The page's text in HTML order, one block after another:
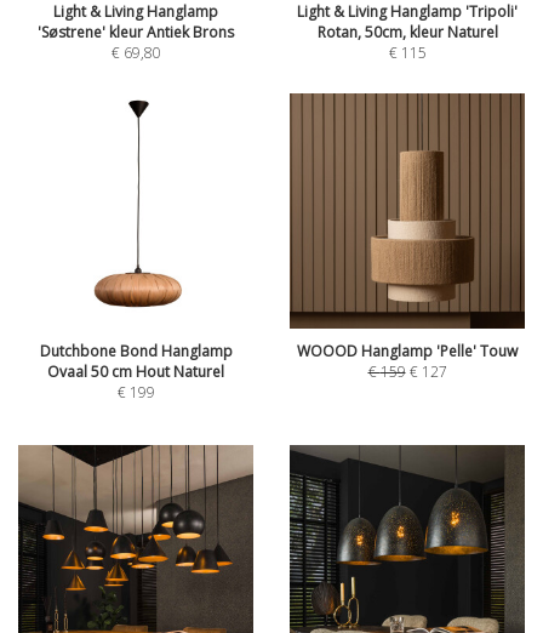
Light & Living Hanglamp
'Søstrene' kleur Antiek Brons
€ 69,80
Light & Living Hanglamp 'Tripoli'
Rotan, 50cm, kleur Naturel
€ 115
Dutchbone Bond Hanglamp
Ovaal 50 cm Hout Naturel
€ 199
WOOOD Hanglamp 'Pelle' Touw
€159 € 127